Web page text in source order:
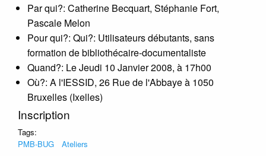
Par qui?: Catherine Becquart, Stéphanie Fort,
Pascale Melon
Pour qui?: Qui?: Utilisateurs débutants, sans
formation de bibliothécaire-documentaliste
Quand?: Le Jeudi 10 Janvier 2008, à 17h00
Où?: A l'IESSID, 26 Rue de l'Abbaye à 1050
Bruxelles (Ixelles)
Inscription
Tags:
PMB-BUG
Ateliers